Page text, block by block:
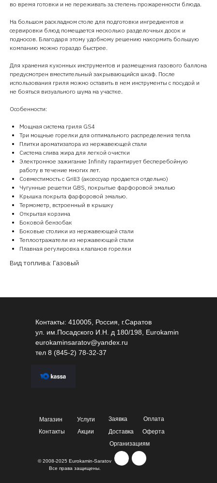
во время готовки и не переживать за степень прожаренности блюда.
На большом раскладном столе для подготовки ингредиентов и
сервировки блюд помещается несколько разделочных досок и
подносов. Благодаря этому удобному решению накормить большую
компанию можно гораздо быстрее.
Для хранения кухонных инструментов и размещения газового баллона
предусмотрен вместительный закрывающийся шкаф. После
использования гриля можно оставить в нем инструменты с посудой и
не бояться визуального шума на участке.
Особенности:
Мощная система гриля GS4
Три мощные горелки для оптимального распределения тепла
Плитки ароматизатора из нержавеющей стали
Система слива жира для легкой очистки
Электронное зажигание Infinity гарантирует бесперебойную
работу в течение многих лет.
Совместимость с Grill3 (аксессуар продается отдельно)
Чугунные решетки GBS, покрытые фарфоровой эмалью
Крышка покрыта фарфоровой эмалью.
Термометр, встроенный в крышку
Открытая корзина
Боковой бензобак
Боковые столики из нержавеющей стали
Теплоотражатели из нержавеющей стали
Плавная регулировка клапанов горелки
Вид топлива: Газовый
Контакты: 410005, Россия, г.Саратов
ул. им.Посадского И.Н. д 180/198, Eurokamin
eurokaminsaratov@yandex.ru
тел 8 (845-2) 78-32-37
Магазин
© 2008-2025 Eurokamin-Saratov
Все права защищены.
Услуги Заявка
Оплата
Акции
Контакты Доставка
Оферта
Организациям